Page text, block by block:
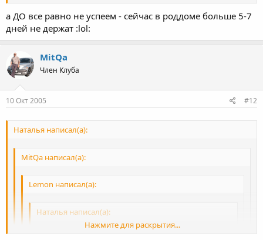
Чувствуется женский опыт :wink:
Нажмите для раскрытия...
Когда он заберет малыша - ему уже НИ ДО КОГО будет... Т.ч.
наоборот - надо попытаться успеть ДО...
а ДО все равно не успеем - сейчас в роддоме больше 5-7
дней не держат :lol:
MitQa
Член Клуба
10 Окт 2005 #12
Наталья написал(а):
MitQa написал(а):
Lemon написал(а):
Наталья написал(а):
Ребята, а может, отодвинуть визит к ЖЖеке хотя бы
Нажмите для раскрытия...